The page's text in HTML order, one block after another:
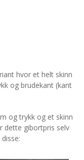
hvor et helt skinn
og brudekant (kant
og trykk og et skinn
dette gibortpris selv